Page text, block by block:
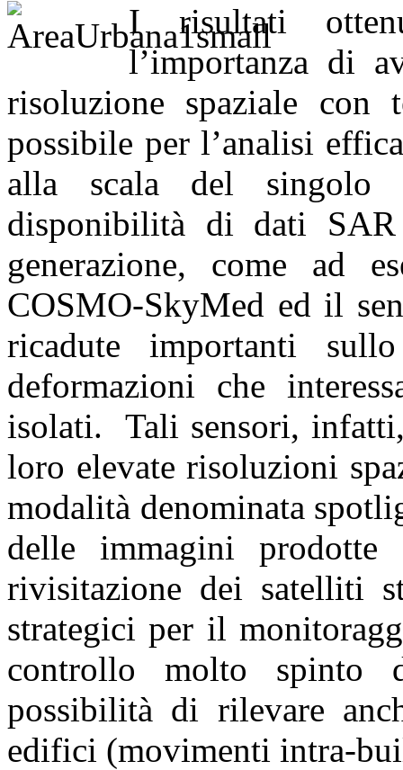
I risultati
l’importanza di
risoluzione spaziale
possibile per l’analisi
alla scala del
disponibilità di dati
generazione, come ad
COSMO-SkyMed ed il
ricadute importanti
deformazioni che
isolati. Tali sensori,
loro elevate risoluzioni
modalità denominata
delle immagini
rivisitazione dei satelliti
strategici per il
controllo molto spinto
possibilità di rilevare
edifici (movimenti intra-